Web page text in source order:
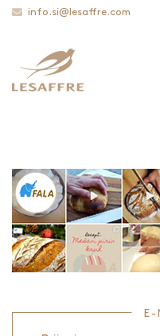
info.si@lesaffre.com
E-